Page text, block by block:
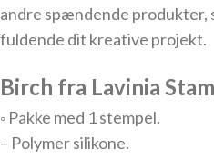
andre spændende produkter,
fuldende dit kreative projekt.
Birch fra Lavinia
◦ Pakke med 1 stempel.
– Polymer silikone.